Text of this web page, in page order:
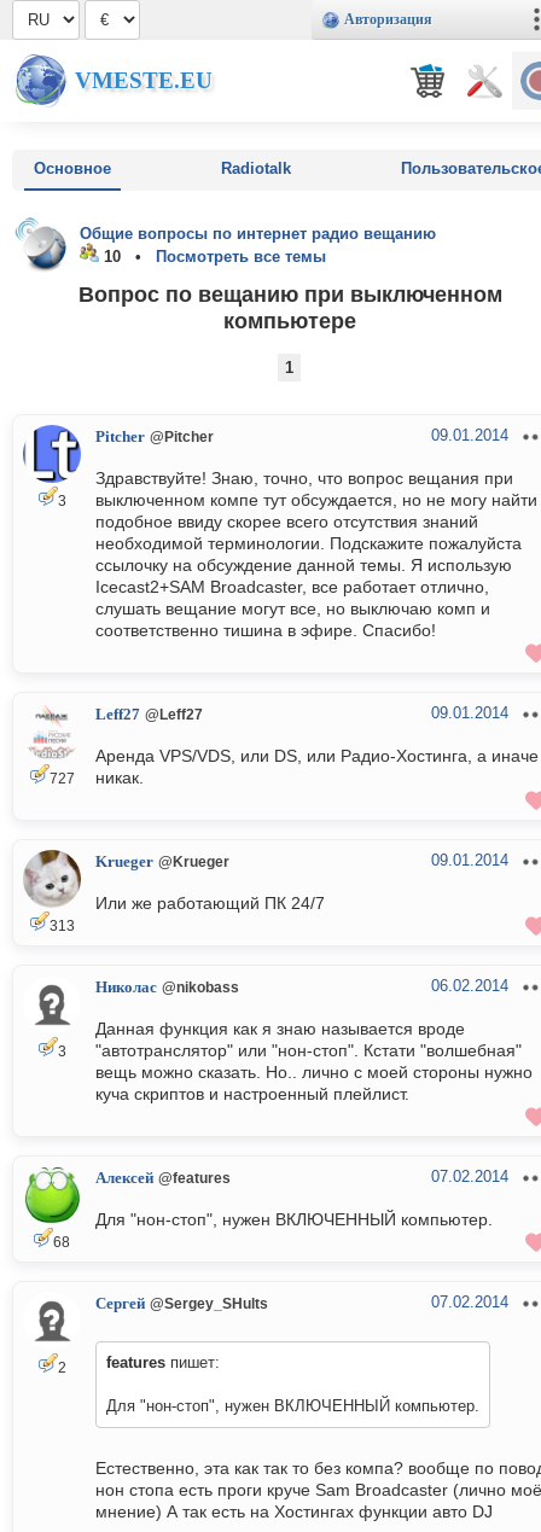
Авторизация
VMESTE.EU
Основное Radiotalk
Общие вопросы по интернет радио вещанию
10 •
Посмотреть все темы
Вопрос по вещанию при выключенном
компьютере
1
3
Pitcher @Pitcher 09.01.2014
Здравствуйте! Знаю, точно, что вопрос вещания при
выключенном компе тут обсуждается, но не могу найти
подобное ввиду скорее всего отсутствия знаний
необходимой терминологии. Подскажите пожалуйста
ссылочку на обсуждение данной темы. Я использую
Icecast2+SAM Broadcaster, все работает отлично,
слушать вещание могут все, но выключаю комп и
соответственно тишина в эфире. Спасибо!
727
Leff27 @Leff27 09.01.2014
Аренда VPS/VDS, или DS, или Радио-Хостинга, а иначе
никак.
313
Krueger @Krueger 09.01.2014
Или же работающий ПК 24/7
3
Николас @nikobass 06.02.2014
Данная функция как я знаю называется вроде
"автотранслятор" или "нон-стоп". Кстати "волшебная"
вещь можно сказать. Но.. лично с моей стороны нужно
куча скриптов и настроенный плейлист.
68
Алексей @features 07.02.2014
Для "нон-стоп", нужен ВКЛЮЧЕННЫЙ компьютер.
2
Сергей @Sergey_SHults 07.02.2014
features пишет:
Для "нон-стоп", нужен ВКЛЮЧЕННЫЙ компьютер.
Естественно, эта как так то без компа? вообще по
нон стопа есть проги круче Sam Broadcaster (лично моё
мнение) А так есть на Хостингах функции авто DJ